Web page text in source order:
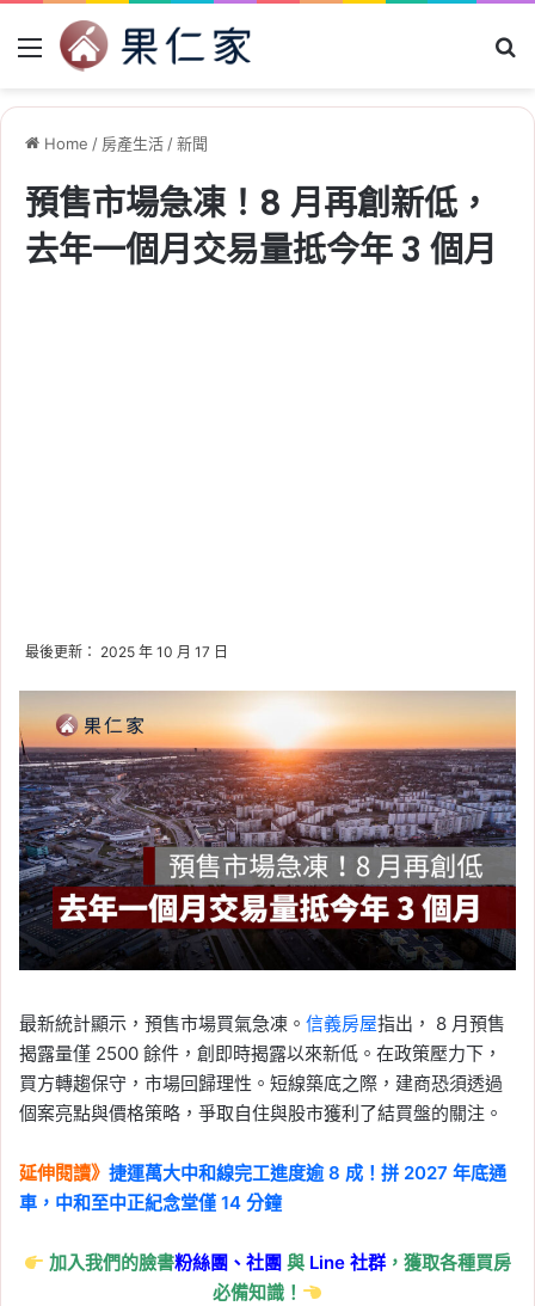
Menu
Home / 房產生活/新聞
預售市場急凍！8 月再創新低，
去年一個月交易量抵今年 3 個月
最後更新： 2025 年 10 月 17 日
最新統計顯示，預售市場買氣急凍。 信義房屋指出， 8 月預售
揭露量僅 2500 餘件，創即時揭露以來新低。在政策壓力下，
買方轉趨保守，市場回歸理性。短線築底之際，建商恐須透過
個案亮點與價格策略，爭取自住與股市獲利了結買盤的關注。
延伸閱讀》 捷運萬大中和線完工進度逾 8 成！拼 2027 年底通
車，中和至中正紀念堂僅 14 分鐘
加入我們的臉書粉絲團、社團與 Line社群 ，獲取各種買房
必備知識！